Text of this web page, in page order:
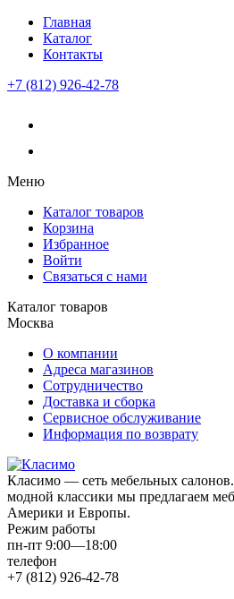
Главная
Каталог
Контакты
+7 (812) 926-42-78
Меню
Каталог товаров
Корзина
Избранное
Войти
Связаться с нами
Каталог товаров
Москва
О компании
Адреса магазинов
Сотрудничество
Доставка и сборка
Сервисное обслуживание
Информация по возврату
Класимо — cеть мебельных
модной классики мы предлагаем
Америки и Европы.
Режим работы
пн-пт 9:00—18:00
телефон
+7 (812) 926-42-78